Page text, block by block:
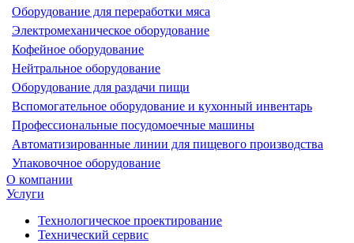
Оборудование для переработки мяса
Электромеханическое оборудование
Кофейное оборудование
Нейтральное оборудование
Оборудование для раздачи пищи
Вспомогательное оборудование и кухонный инвентарь
Профессиональные посудомоечные машины
Автоматизированные линии для пищевого производства
Упаковочное оборудование
О компании
Услуги
Технологическое проектирование
Технический сервис